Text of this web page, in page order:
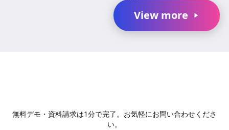
View more
無料デモ・資料請求は1分で完了。お気軽にお問い合わせくださ
い。